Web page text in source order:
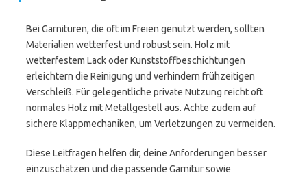
Bei Garnituren, die oft im Freien genutzt werden, sollten
Materialien wetterfest und robust sein. Holz mit
wetterfestem Lack oder Kunststoffbeschichtungen
erleichtern die Reinigung und verhindern frühzeitigen
Verschleiß. Für gelegentliche private Nutzung reicht oft
normales Holz mit Metallgestell aus. Achte zudem auf
sichere Klappmechaniken, um Verletzungen zu vermeiden.
Diese Leitfragen helfen dir, deine Anforderungen besser
einzuschätzen und die passende Garnitur sowie